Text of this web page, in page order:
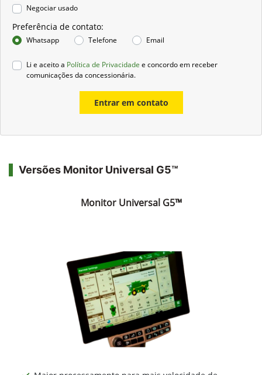
Negociar usado
Preferência de contato:
Whatsapp Telefone Email
Li e aceito a Política de Privacidade e concordo em receber
comunicações da concessionária.
Entrar em contato
Versões Monitor Universal G5™
Monitor Universal G5™